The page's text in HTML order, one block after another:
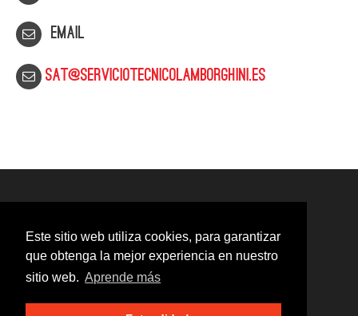
Este sitio web utiliza cookies, para garantizar
que obtenga la mejor experiencia en nuestro
sitio web. Aprende más
Email
sat@serviciotecnicolamborghini.es